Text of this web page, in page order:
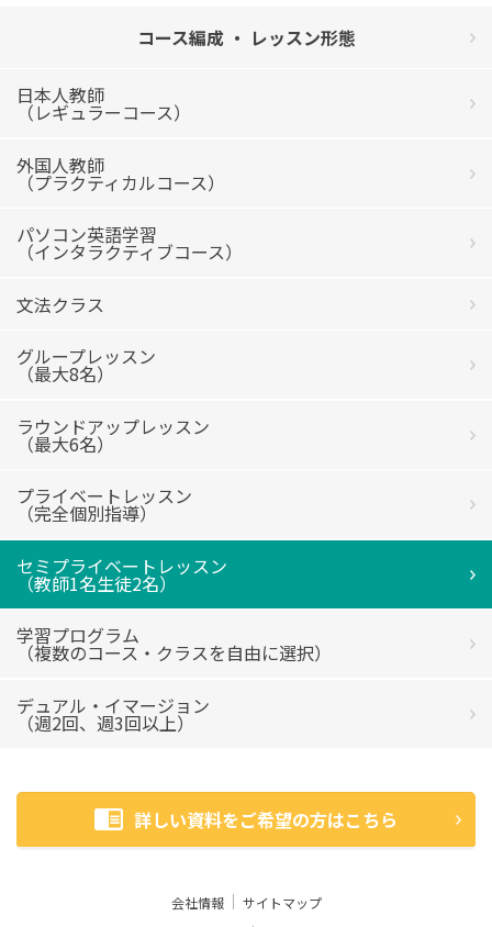
コース編成 ・ レッスン形態
日本人教師
（レギュラーコース）
外国人教師
（プラクティカルコース）
パソコン英語学習
（インタラクティブコース）
文法クラス
グループレッスン
（最大8名）
ラウンドアップレッスン
（最大6名）
プライベートレッスン
（完全個別指導）
セミプライベートレッスン
（教師1名生徒2名）
学習プログラム
（複数のコース・クラスを自由に選択）
デュアル・イマージョン
（週2回、週3回以上）
詳しい資料をご希望の方はこちら
会社情報
サイトマップ